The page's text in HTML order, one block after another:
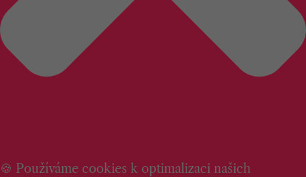
🍪 Používáme cookies k optimalizaci našich